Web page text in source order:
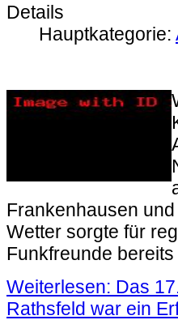
Details
Hauptkategorie:
Frankenhausen
Wetter sorgte für
Funkfreunde
Weiterlesen: Das
Rathsfeld war ein